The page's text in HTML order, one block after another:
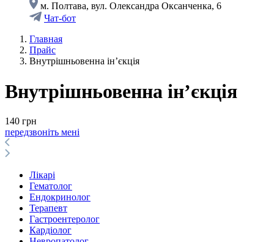
м. Полтава, вул. Олександра Оксанченка, 6
Чат-бот
Главная
Прайс
Внутрішньовенна ін’єкція
Внутрішньовенна ін’єкція
140 грн
передзвоніть мені
Лікарі
Гематолог
Ендокринолог
Терапевт
Гастроентеролог
Кардіолог